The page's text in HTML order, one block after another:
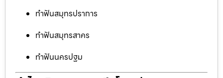
ทำฟันสมุทรปราการ
ทำฟันสมุทรสาคร
ทำฟันนครปฐม